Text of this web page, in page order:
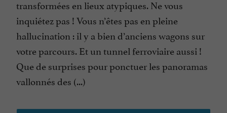
transformées en lieux atypiques. Ne vous
inquiétez pas ! Vous n’êtes pas en pleine
hallucination : il y a bien d’anciens wagons sur
votre parcours. Et un tunnel ferroviaire aussi !
Que de surprises pour ponctuer les panoramas
vallonnés des (...)